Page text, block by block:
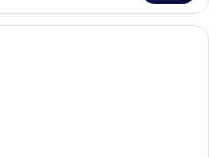
Ett hotellrum med en säng,